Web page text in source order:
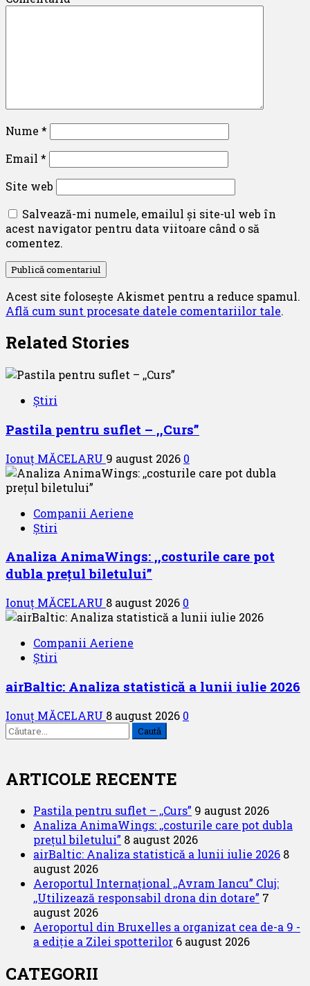
Nume *
Email *
Site web
Salvează-mi numele, emailul și site-ul web în
acest navigator pentru data viitoare când o să
comentez.
Acest site folosește Akismet pentru a reduce spamul.
Află cum sunt procesate datele comentariilor tale.
Related Stories
Știri
Pastila pentru suflet – ,,Curs”
Ionuț MĂCELARU 9 august 2026 0
Companii Aeriene
Știri
Analiza AnimaWings: ,,costurile care pot
dubla prețul biletului”
Ionuț MĂCELARU 8 august 2026 0
Companii Aeriene
Știri
airBaltic: Analiza statistică a lunii iulie 2026
Ionuț MĂCELARU 8 august 2026 0
Caută
după:
ARTICOLE RECENTE
Pastila pentru suflet – ,,Curs” 9 august 2026
Analiza AnimaWings: ,,costurile care pot dubla
prețul biletului” 8 august 2026
airBaltic: Analiza statistică a lunii iulie 2026 8
august 2026
Aeroportul Internațional ,,Avram Iancu” Cluj:
,,Utilizează responsabil drona din dotare” 7
august 2026
Aeroportul din Bruxelles a organizat cea de-a 9 -
a ediție a Zilei spotterilor 6 august 2026
CATEGORII